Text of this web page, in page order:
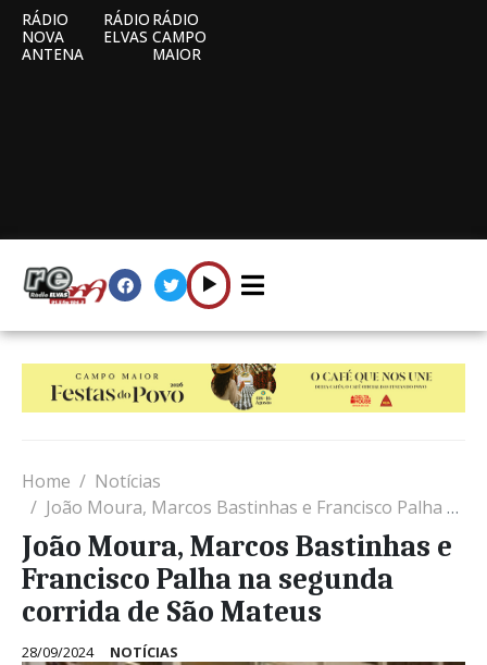
RÁDIO
NOVA
ANTENA
RÁDIO
ELVAS
RÁDIO
CAMPO
MAIOR
Home
Notícias
João Moura, Marcos Bastinhas e Francisco Palha na segunda corrida de São Mateus
João Moura, Marcos Bastinhas e
Francisco Palha na segunda
corrida de São Mateus
28/09/2024 NOTÍCIAS